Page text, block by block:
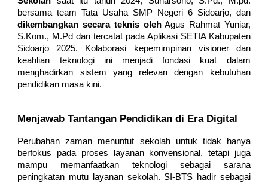
bersama team Tata Usaha SMP Negeri 6 Sidoarjo, dan
dikembangkan secara teknis olehAgus Rahmat Yuniar,
S.Kom., M.Pd dantercatat pada Aplikasi SETIA Kabupaten
Sidoarjo 2025. Kolaborasi kepemimpinan visioner dan
keahlian teknologi ini menjadi fondasi kuat dalam
menghadirkan sistem yang relevan dengan kebutuhan
pendidikan masa kini.
Menjawab Tantangan Pendidikan di Era Digital
Perubahan zaman menuntut sekolah untuk tidak hanya
berfokus pada proses layanan konvensional, tetapi juga
mampu memanfaatkan teknologi sebagai sarana
peningkatan mutu layanan sekolah. SI-BTS hadir sebagai